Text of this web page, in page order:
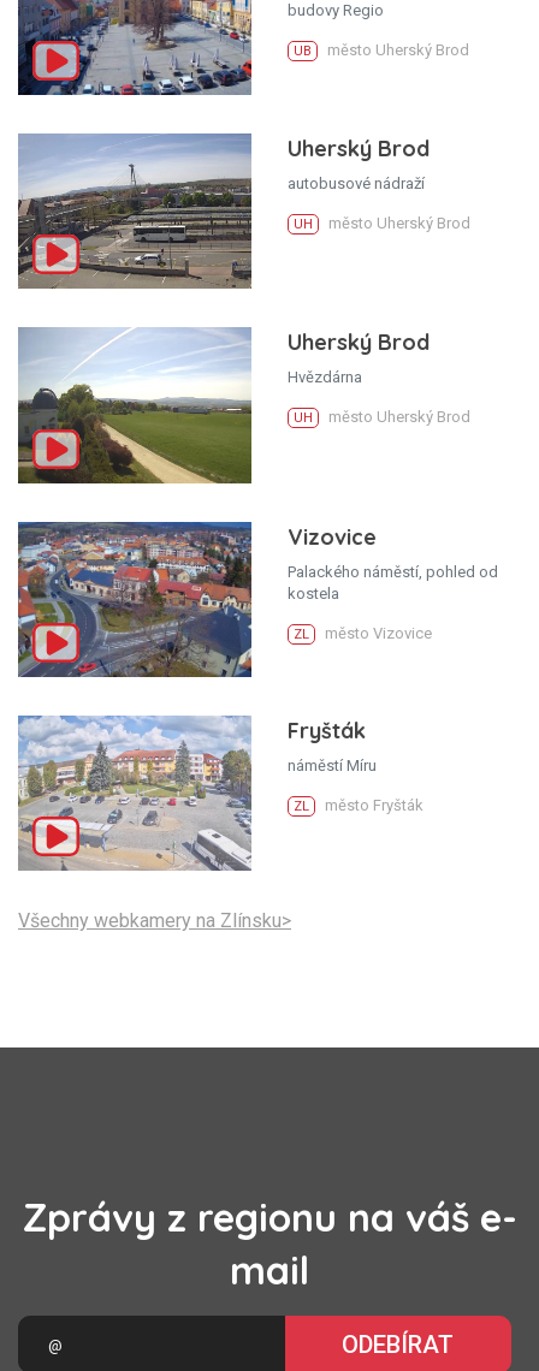
budovy Regio
UB město Uherský Brod
Uherský Brod
autobusové nádraží
UH město Uherský Brod
Uherský Brod
Hvězdárna
UH město Uherský Brod
Vizovice
Palackého náměstí, pohled od
kostela
ZL město Vizovice
Fryšták
náměstí Míru
ZL město Fryšták
Všechny webkamery na Zlínsku>
Zprávy z regionu na váš e-
mail
ODEBÍRAT